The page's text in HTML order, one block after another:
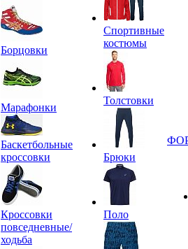
Борцовки
Марафонки
Баскетбольные
кроссовки
Кроссовки
повседневные/
ходьба
Спортивные
костюмы
Толстовки
Брюки
Поло